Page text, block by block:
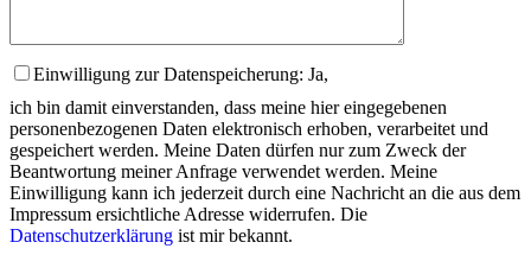
Einwilligung zur Datenspeicherung: Ja,
ich bin damit einverstanden, dass meine hier eingegebenen
personenbezogenen Daten elektronisch erhoben, verarbeitet und
gespeichert werden. Meine Daten dürfen nur zum Zweck der
Beantwortung meiner Anfrage verwendet werden. Meine
Einwilligung kann ich jederzeit durch eine Nachricht an die aus dem
Impressum ersichtliche Adresse widerrufen. Die
Datenschutzerklärung ist mir bekannt.